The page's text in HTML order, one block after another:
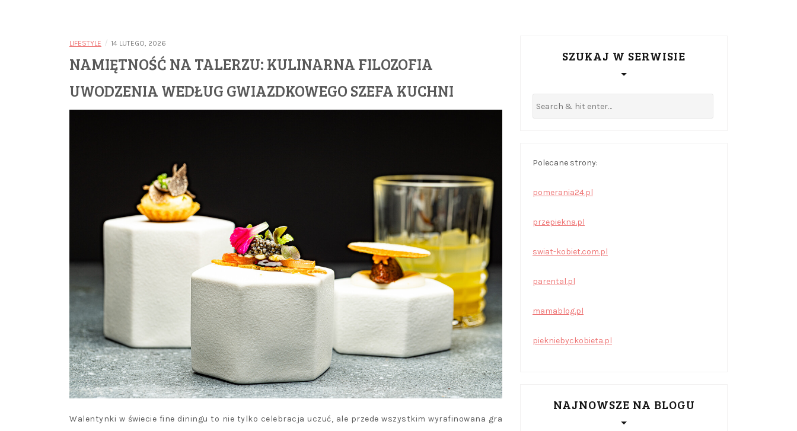
LIFESTYLE / 14 LUTEGO, 2026
NAMIĘTNOŚĆ NA TALERZU: KULINARNA FILOZOFIA
UWODZENIA WEDŁUG GWIAZDKOWEGO SZEFA KUCHNI
Walentynki w świecie fine diningu to nie tylko celebracja uczuć, ale przede wszystkim wyrafinowana gra
SZUKAJ W SERWISIE
Polecane strony:
pomerania24.pl
przepiekna.pl
swiat-kobiet.com.pl
parental.pl
mamablog.pl
piekniebyckobieta.pl
NAJNOWSZE NA BLOGU